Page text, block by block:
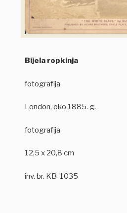
Bijela ropkinja
fotografija
London, oko 1885. g.
fotografija
12,5 x 20,8 cm
inv. br. KB-1035